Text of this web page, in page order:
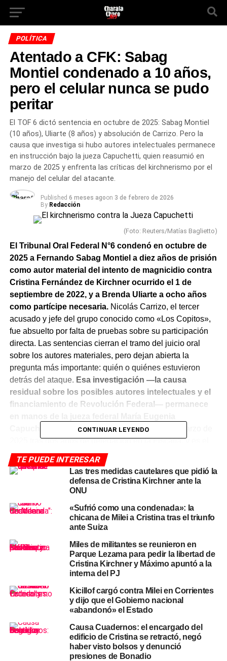
POLÍTICA
Atentado a CFK: Sabag
Montiel condenado a 10 años,
pero el celular nunca se pudo
peritar
El TOF 6 dictó sentencia en octubre de 2025: Sabag Montiel
(10 años), Uliarte (8 años) y absolución de Carrizo. Pero la
causa que investiga si hubo autores intelectuales permanece
en instrucción bajo la jueza Capuchetti, quien reasumió en
marzo de 2025 y enfrenta las críticas del kirchnerismo por el
manejo del celular del atacante.
Published 6 meses agoon 3 de febrero de 2026
By Redacción
(Foto: Reuters/Matías Baglietto)
El Tribunal Oral Federal N°6 condenó en octubre de
2025 a Fernando Sabag Montiel a diez años de prisión
como autor material del intento de magnicidio contra
Cristina Fernández de Kirchner ocurrido el 1 de
septiembre de 2022, y a Brenda Uliarte a ocho años
como partícipe necesaria.Nicolás Carrizo, el tercer
acusado y jefe del grupo conocido como «Los Copitos»,
fue absuelto por falta de pruebas sobre su participación
directa. Las sentencias cierran el tramo del juicio oral
sobre los autores materiales, pero dejan abierta la
pregunta más importante: quién o quiénes estuvieron
detrás del ataque. Esa investigación —la causa
residual sobre los posibles autores intelectuales y el
financiamiento de Revolución Federal— permanece
, quien reasumió su conducción en marzo de
2025 tras dos años de delegación en la Fiscalía, y es el
blanco recurrente de las críticas del kirchnerismo.
El celular que nunca se pudo
peritar: el agujero negro de la
El punto más crítico de todo el expediente es el teléfono
celular de Sabag Montiel, un Samsung SM-A505 que
desde la noche del atentado acumula una serie de
irregularidades que la investigación no logró resolver. El
dispositivo fue revisado por primera vez pasada la
medianoche del 1 de septiembre de 2022 en el propio
juzgado de Capuchetti —un lugar sin bloqueo de señales
y donde esa noche se había cortado la luz—, por un
perito de la Policía Federal sin experiencia en ese tipo de
equipos. El intento de extracción falló entre cuatro y seis
CONTINUAR LEYENDO
TE PUEDE INTERESAR
Las tres medidas cautelares que pidió la
defensa de Cristina Kirchner ante la
ONU
«Sufrió como una condenada»: la
chicana de Milei a Cristina tras el triunfo
ante Suiza
Miles de militantes se reunieron en
Parque Lezama para pedir la libertad de
Cristina Kirchner y Máximo apuntó a la
interna del PJ
Kicillof cargó contra Milei en Corrientes
y dijo que el Gobierno nacional
«abandonó» el Estado
Causa Cuadernos: el encargado del
edificio de Cristina se retractó, negó
haber visto bolsos y denunció
presiones de Bonadio